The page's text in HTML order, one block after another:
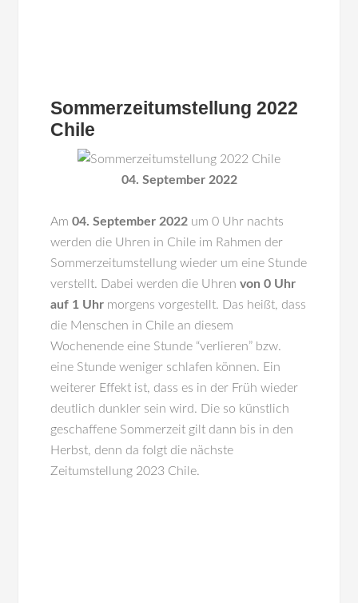
Sommerzeitumstellung 2022
Chile
04. September 2022
Am04. September 2022 um 0 Uhr nachts
werden die Uhren in Chile im Rahmen der
Sommerzeitumstellung wieder um eine Stunde
verstellt. Dabei werden die Uhrenvon 0 Uhr
auf 1 Uhr morgens vorgestellt. Das heißt, dass
die Menschen in Chile an diesem
Wochenende eine Stunde “verlieren” bzw.
eine Stunde weniger schlafen können. Ein
weiterer Effekt ist, dass es in der Früh wieder
deutlich dunkler sein wird. Die so künstlich
geschaffene Sommerzeit gilt dann bis in den
Herbst, denn da folgt die nächste
Zeitumstellung 2023 Chile.